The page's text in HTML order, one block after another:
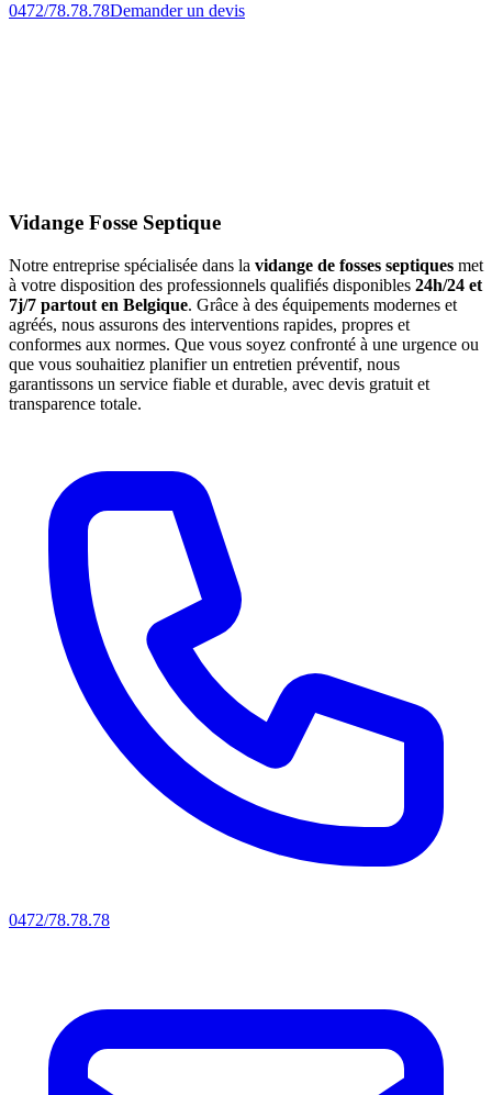
0472/78.78.78Demander un devis
Vidange Fosse Septique
Notre entreprise spécialisée dans la vidange de fosses septiques met
à votre disposition des professionnels qualifiés disponibles 24h/24 et
7j/7 partout en Belgique. Grâce à des équipements modernes et
agréés, nous assurons des interventions rapides, propres et
conformes aux normes. Que vous soyez confronté à une urgence ou
que vous souhaitiez planifier un entretien préventif, nous
garantissons un service fiable et durable, avec devis gratuit et
transparence totale.
0472/78.78.78